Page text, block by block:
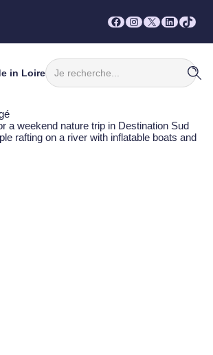
Facebook
Instagram
X LinkedIn
TikTok
in Loire
Rechercher